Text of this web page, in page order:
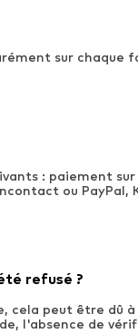
sur chaque
: paiement
ou PayPal,
refusé ?
cela peut être dû
l'absence de